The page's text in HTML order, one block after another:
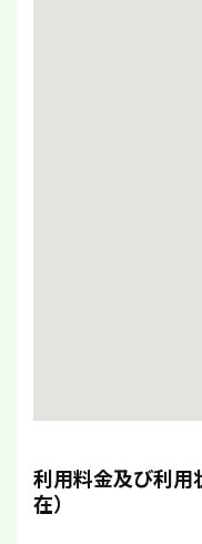
利用料金及び利
在）